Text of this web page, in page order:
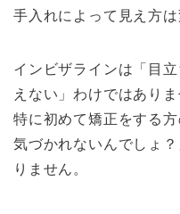
手入れによって見え方は
インビザラインは「目
えない」わけではありま
特に初めて矯正をする
気づかれないんでしょ
りません。